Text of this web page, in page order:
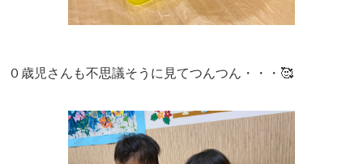
０歳児さんも不思議そうに見てつんつん・・・🥰